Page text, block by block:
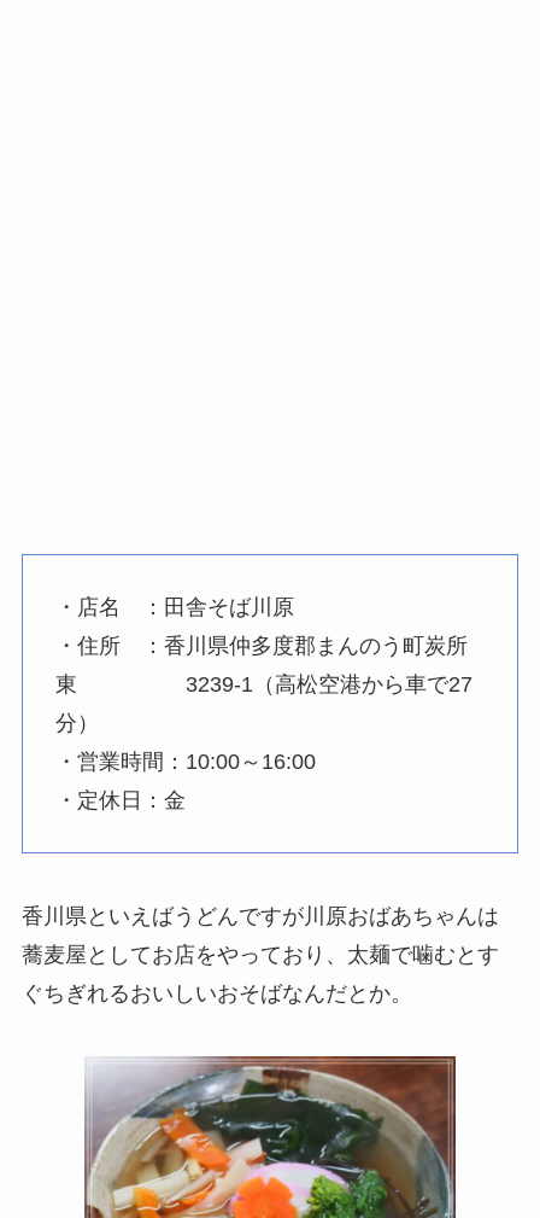
・店名 ：田舎そば川原
・住所 ：香川県仲多度郡まんのう町炭所
東 3239-1（高松空港から車で27
分）
・営業時間：10:00～16:00
・定休日：金
香川県といえばうどんですが川原おばあちゃんは
蕎麦屋としてお店をやっており、太麺で噛むとす
ぐちぎれるおいしいおそばなんだとか。